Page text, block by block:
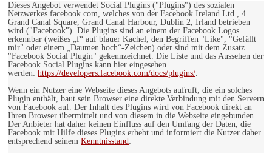
Dieses Angebot verwendet Social Plugins ("Plugins") des sozialen
Netzwerkes facebook.com, welches von der Facebook Ireland Ltd., 4
Grand Canal Square, Grand Canal Harbour, Dublin 2, Irland betrieben
wird ("Facebook"). Die Plugins sind an einem der Facebook Logos
erkennbar (weißes „f“ auf blauer Kachel, den Begriffen "Like", "Gefällt
mir" oder einem „Daumen hoch“-Zeichen) oder sind mit dem Zusatz
"Facebook Social Plugin" gekennzeichnet. Die Liste und das Aussehen der
Facebook Social Plugins kann hier eingesehen
werden: https://developers.facebook.com/docs/plugins/.
Wenn ein Nutzer eine Webseite dieses Angebots aufruft, die ein solches
Plugin enthält, baut sein Browser eine direkte Verbindung mit den Servern
von Facebook auf. Der Inhalt des Plugins wird von Facebook direkt an
Ihren Browser übermittelt und von diesem in die Webseite eingebunden.
Der Anbieter hat daher keinen Einfluss auf den Umfang der Daten, die
Facebook mit Hilfe dieses Plugins erhebt und informiert die Nutzer daher
entsprechend seinem Kenntnisstand: